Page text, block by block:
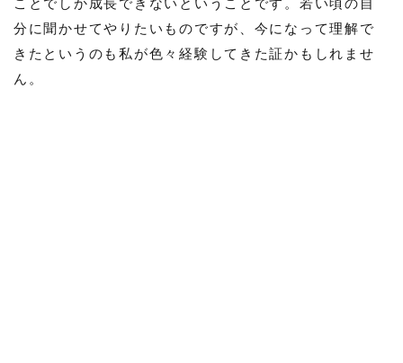
分に聞かせてやりたいものですが、今になって理解で
きたというのも私が色々経験してきた証かもしれませ
ん。